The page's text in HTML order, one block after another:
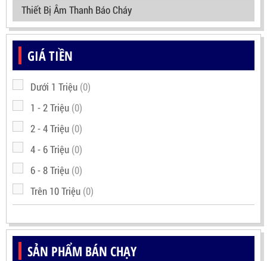
Thiết Bị Âm Thanh Báo Cháy
GIÁ TIỀN
Dưới 1 Triệu (0)
1 - 2 Triệu (0)
2 - 4 Triệu (0)
4 - 6 Triệu (0)
6 - 8 Triệu (0)
Trên 10 Triệu (0)
SẢN PHẨM BÁN CHẠY